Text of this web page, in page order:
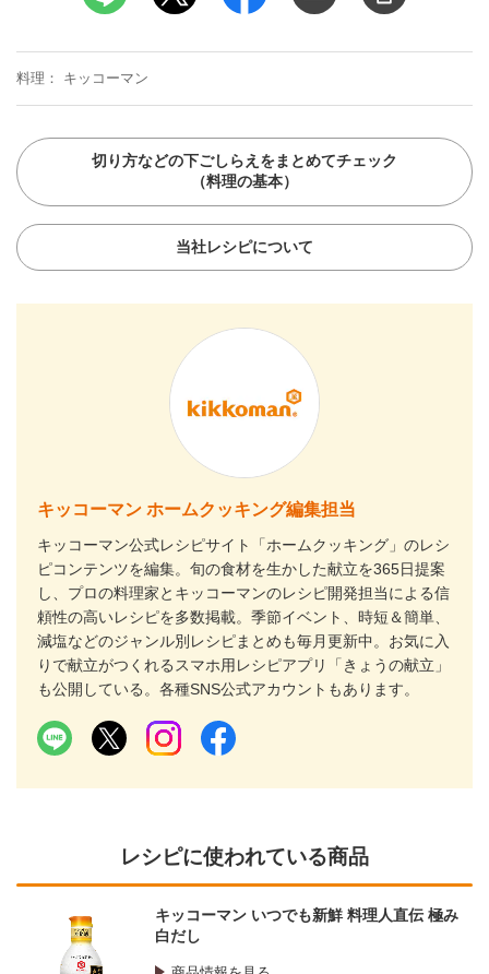
料理 キッコーマン
切り方などの下ごしらえをまとめてチェック
（料理の基本）
当社レシピについて
キッコーマン ホームクッキング編集担当
キッコーマン公式レシピサイト「ホームクッキング」のレシ
ピコンテンツを編集。旬の食材を生かした献立を365日提案
し、プロの料理家とキッコーマンのレシピ開発担当による信
頼性の高いレシピを多数掲載。季節イベント、時短＆簡単、
減塩などのジャンル別レシピまとめも毎月更新中。お気に入
りで献立がつくれるスマホ用レシピアプリ「きょうの献立」
も公開している。各種SNS公式アカウントもあります。
レシピに使われている商品
キッコーマン いつでも新鮮 料理人直伝 極み
白だし